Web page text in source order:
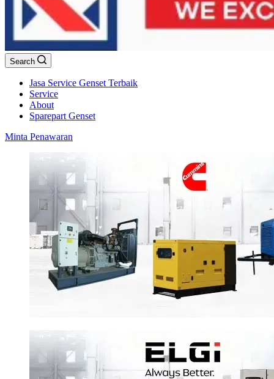
Search
Jasa Service Genset Terbaik
Service
About
Sparepart Genset
Minta Penawaran